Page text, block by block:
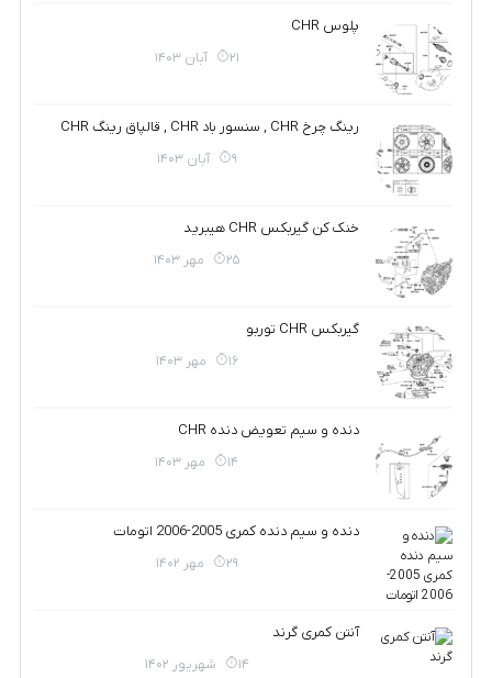
پلوس CHR
21 آبان 1403
رینگ چرخ CHR , سنسور باد CHR , قالپاق رینگ CHR
9 آبان 1403
خنک کن گیربکس CHR هیبرید
25 مهر 1403
گیربکس CHR توربو
16 مهر 1403
دنده و سیم تعویض دنده CHR
14 مهر 1403
دنده و سیم دنده کمری 2005-2006 اتومات
29 مهر 1402
آنتن کمری گرند
14 شهریور 1402